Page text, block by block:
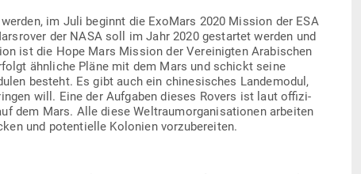
im Juli beginnt die ExoMars 2020 Mission der ESA
der NASA soll im Jahr 2020 gestartet werden und
ist die Hope Mars Mission der Ver­ei­nigten Ara­bi­schen
ähn­liche Pläne mit dem Mars und schickt seine
besteht. Es gibt auch ein chi­ne­si­sches Lan­de­modul,
will. Eine der Auf­gaben dieses Rovers ist laut offi­zi­
dem Mars. Alle diese Welt­raum­or­ga­ni­sa­tionen arbeiten
und poten­tielle Kolonien vorzubereiten.